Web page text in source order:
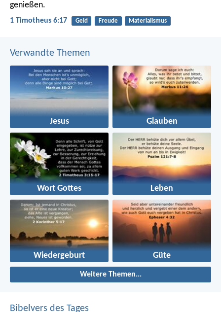
genießen.
1 Timotheus 6:17 Geld Freude Materialismus
Verwandte Themen
Jesus Glauben
Wort Gottes Leben
Wiedergeburt Güte
Weitere Themen...
Bibelvers des Tages